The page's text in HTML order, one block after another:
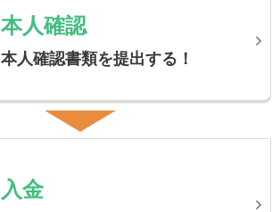
本人確認
本人確認書類を提出する！
入金